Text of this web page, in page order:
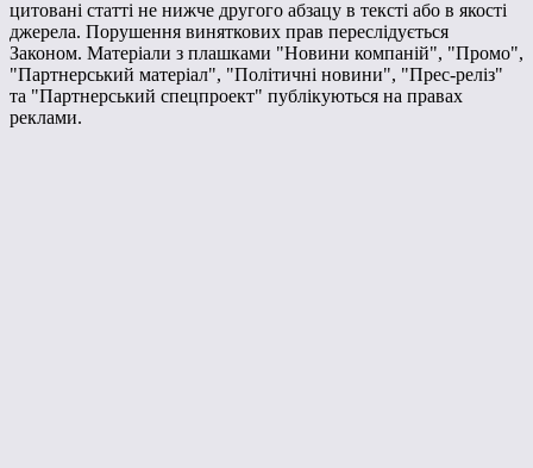
цитовані статті не нижче другого абзацу в тексті або в якості
джерела. Порушення виняткових прав переслідується
Законом. Матеріали з плашками "Новини компаній", "Промо",
"Партнерський матеріал", "Політичні новини", "Прес-реліз"
та "Партнерський спецпроект" публікуються на правах
реклами.